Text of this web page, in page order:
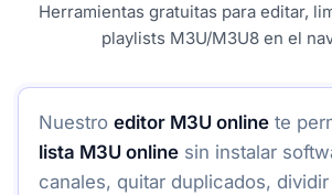
Herramientas gratuitas para editar,
playlists M3U/M3U8 en el
Nuestro editor M3U online te
lista M3U online sin instalar
canales, quitar duplicados,